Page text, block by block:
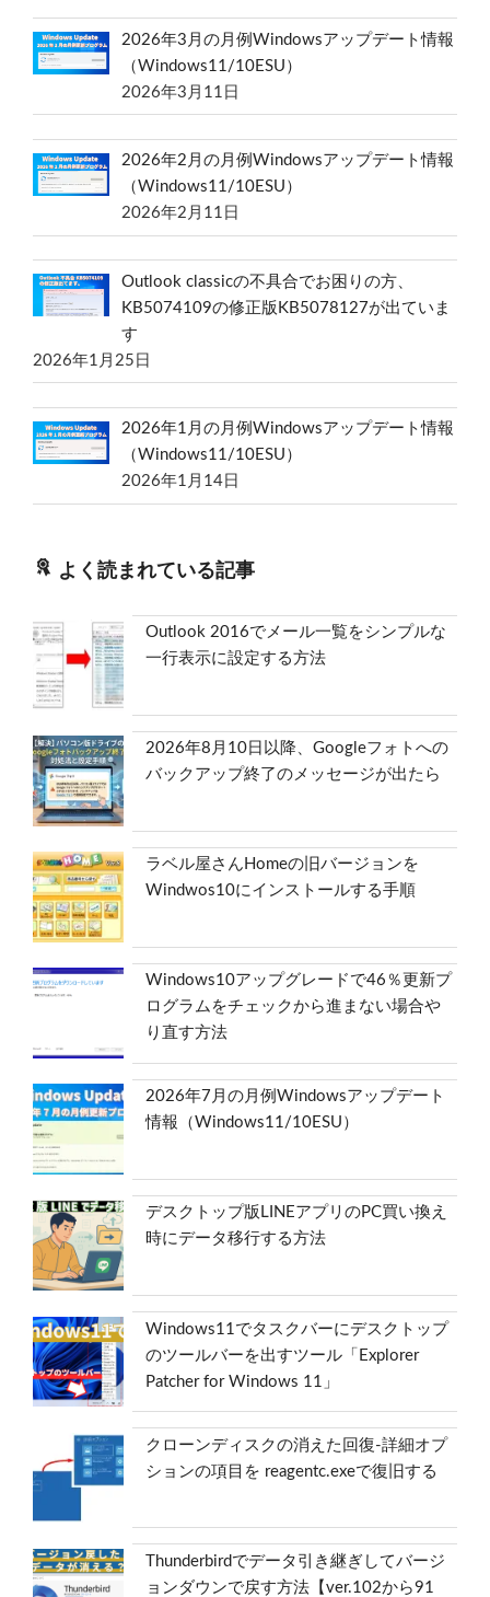
2026年3月の月例Windowsアップデート情報
（Windows11/10ESU）
2026年3月11日
2026年2月の月例Windowsアップデート情報
（Windows11/10ESU）
2026年2月11日
Outlook classicの不具合でお困りの方、
KB5074109の修正版KB5078127が出ていま
す
2026年1月25日
2026年1月の月例Windowsアップデート情報
（Windows11/10ESU）
2026年1月14日
よく読まれている記事
Outlook 2016でメール一覧をシンプルな
一行表示に設定する方法
2026年8月10日以降、Googleフォトへの
バックアップ終了のメッセージが出たら
ラベル屋さんHomeの旧バージョンを
Windwos10にインストールする手順
Windows10アップグレードで46％更新プ
ログラムをチェックから進まない場合や
り直す方法
2026年7月の月例Windowsアップデート
情報（Windows11/10ESU）
デスクトップ版LINEアプリのPC買い換え
時にデータ移行する方法
Windows11でタスクバーにデスクトップ
のツールバーを出すツール「Explorer
Patcher for Windows 11」
クローンディスクの消えた回復-詳細オプ
ションの項目を reagentc.exeで復旧する
Thunderbirdでデータ引き継ぎしてバージ
ョンダウンで戻す方法【ver.102から91